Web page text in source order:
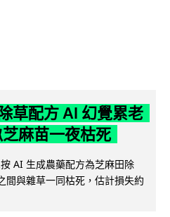
草配方 AI 幻覺累老
麻苗一夜枯死
AI 生成農藥配方為芝麻田除
間與雜草一同枯死，估計損失約